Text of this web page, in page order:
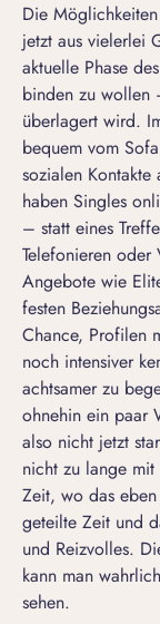
Die
jetzt aus vielerlei
aktuelle Phase
binden zu wollen
überlagert wird.
bequem vom
sozialen
haben Singles
– statt eines
Telefonieren oder
Angebote wie
festen
Chance, Profilen
noch intensiver
achtsamer zu
ohnehin ein paar
also nicht jetzt
nicht zu lange
Zeit, wo das
geteilte Zeit und
und Reizvolles.
kann man
sehen.